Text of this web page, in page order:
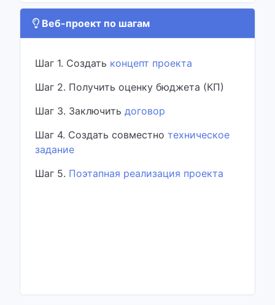
Веб-проект по шагам
Шаг 1. Создать концепт проекта
Шаг 2. Получить оценку бюджета (КП)
Шаг 3. Заключить договор
Шаг 4. Создать совместно техническое
задание
Шаг 5. Поэтапная реализация проекта